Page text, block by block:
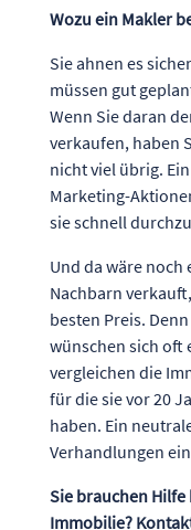
Wozu ein Makler
Sie ahnen es
müssen gut
Wenn Sie daran
verkaufen, haben
nicht viel übrig.
Marketing-
sie schnell
Und da wäre noch
Nachbarn
besten Preis.
wünschen sich oft
vergleichen die
für die sie vor 20
haben. Ein
Verhandlungen
Sie brauchen
Immobilie?